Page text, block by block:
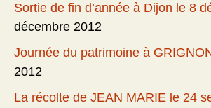
Sortie de fin d’année à Dijon le 8
décembre 2012
Journée du patrimoine à
2012
La récolte de JEAN MARIE le 24